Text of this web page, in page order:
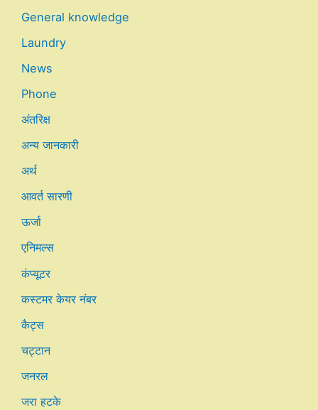
General knowledge
Laundry
News
Phone
अंतरिक्ष
अन्य जानकारी
अर्थ
आवर्त सारणी
ऊर्जा
एनिमल्स
कंप्यूटर
कस्टमर केयर नंबर
कैट्स
चट्टान
जनरल
जरा हटके